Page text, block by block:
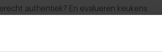
authentiek? En evalueren keukens
en producten die door handel op
Bovendien houden veel koks ervan
creatieve manier tot nieuwe creaties